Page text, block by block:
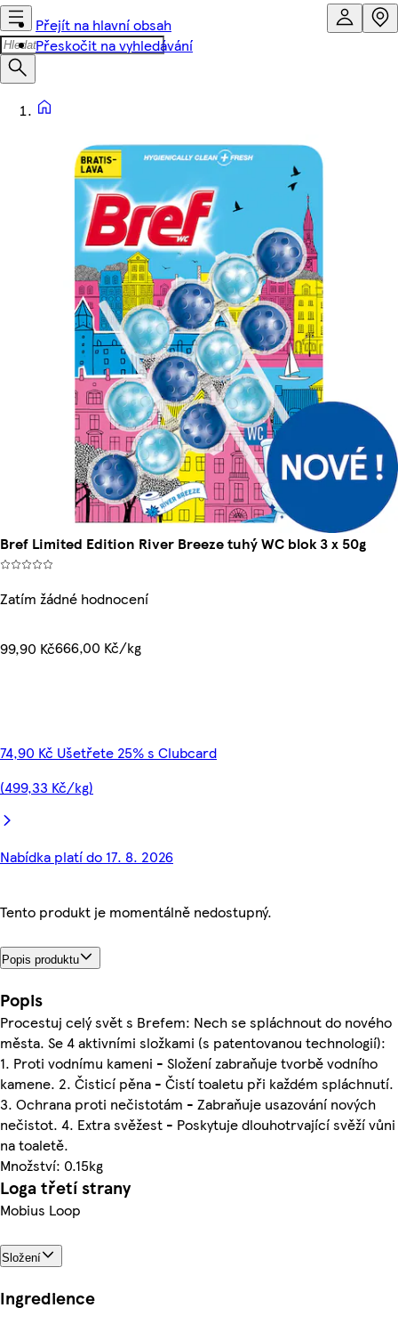
Přejít na hlavní obsah
Přeskočit na vyhledávání
Bref Limited Edition River Breeze tuhý WC blok 3 x 50g
Zatím žádné hodnocení
99,90 Kč666,00 Kč/kg
74,90 Kč Ušetřete 25% s Clubcard
(499,33 Kč/kg)
Nabídka platí do 17. 8. 2026
Tento produkt je momentálně nedostupný.
Popis produktu
Popis
Procestuj celý svět s Brefem: Nech se spláchnout do nového
města. Se 4 aktivními složkami (s patentovanou technologií):
1. Proti vodnímu kameni - Složení zabraňuje tvorbě vodního
kamene. 2. Čisticí pěna - Čistí toaletu při každém spláchnutí.
3. Ochrana proti nečistotám - Zabraňuje usazování nových
nečistot. 4. Extra svěžest - Poskytuje dlouhotrvající svěží vůni
na toaletě.
Množství: 0.15kg
Loga třetí strany
Mobius Loop
Složení
Ingredience